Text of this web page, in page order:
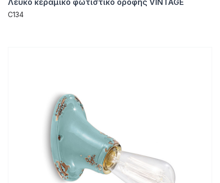
Λευκό κεραμικό φωτιστικό οροφής VINTAGE
C134